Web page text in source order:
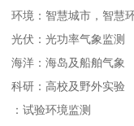
环境：智慧城市，智慧
光伏：光功率气象监测
海洋：海岛及船舶气象
科研：高校及野外实验
：试验环境监测